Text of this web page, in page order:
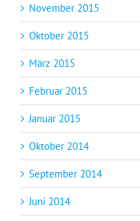
November 2015
Oktober 2015
März 2015
Februar 2015
Januar 2015
Oktober 2014
September 2014
Juni 2014